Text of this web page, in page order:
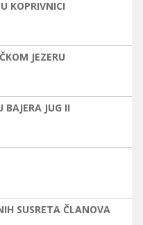
KOPRIVNICI
JEZERU
BAJERA JUG II
SUSRETA ČLANOVA